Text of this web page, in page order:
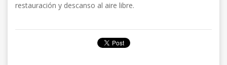
restauración y descanso al aire libre.